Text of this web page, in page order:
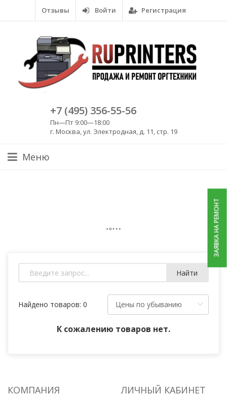
Отзывы Войти Регистрация
+7 (495) 356-55-56
Пн—Пт 9:00—18:00
г. Москва, ул. Электродная, д. 11, стр. 19
Меню
Найти
Найдено товаров: 0
К сожалению товаров нет.
ЗАЯВКА НА РЕМОНТ
КОМПАНИЯ ЛИЧНЫЙ КАБИНЕТ